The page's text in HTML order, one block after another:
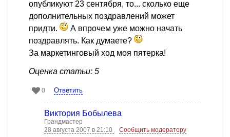
опубликуют 23 сентября, то... сколько еще
дополнительных поздравлений может
придти.
А впрочем уже можно начать
поздравлять. Как думаете?
За маркетинговый ход моя пятерка!
Оценка статьи: 5
0 Ответить
Виктория Бобылева
Грандмастер
28 августа 2007 в 21:10
Сообщить модератору